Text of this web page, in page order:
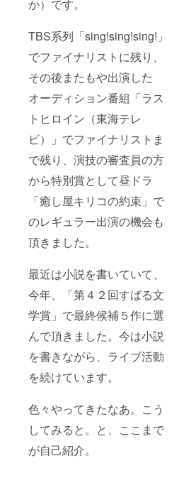
か）です。
TBS系列「sing!sing!sing!」
でファイナリストに残り、
その後またもや出演した
オーディション番組「ラス
トヒロイン（東海テレ
ビ）」でファイナリストま
で残り、演技の審査員の方
から特別賞として昼ドラ
「癒し屋キリコの約束」で
のレギュラー出演の機会も
頂きました。
最近は小説を書いていて、
今年、「第４２回すばる文
学賞」で最終候補５作に選
んで頂きました。今は小説
を書きながら、ライブ活動
を続けています。
色々やってきたなあ。こう
してみると。と、ここまで
が自己紹介。